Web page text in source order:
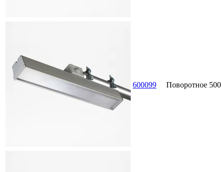
600099 Поворотное